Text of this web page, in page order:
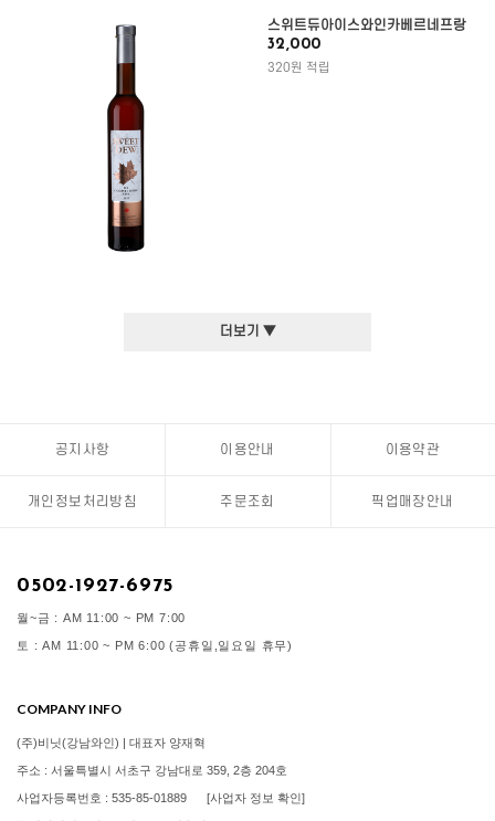
스위트듀아이스와인카베르네프랑
32,000
320원 적립
더보기 ▼
공지사항 이용안내 이용약관
개인정보처리방침 주문조회 픽업매장안내
0502-1927-6975
월~금 : AM 11:00 ~ PM 7:00
토 : AM 11:00 ~ PM 6:00 (공휴일,일요일 휴무)
COMPANY INFO
(주)비닛(강남와인) | 대표자 양재혁
주소 : 서울특별시 서초구 강남대로 359, 2층 204호
사업자등록번호 : 535-85-01889 [사업자 정보 확인]